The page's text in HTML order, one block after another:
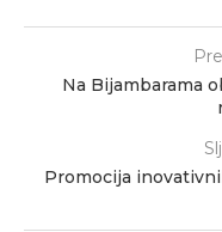
Na Bijambarama
Promocija